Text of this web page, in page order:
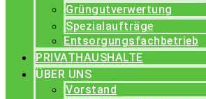
Grüngutverwertung
Spezialaufträge
Entsorgungsfachbetrieb
PRIVATHAUSHALTE
ÜBER UNS
Vorstand